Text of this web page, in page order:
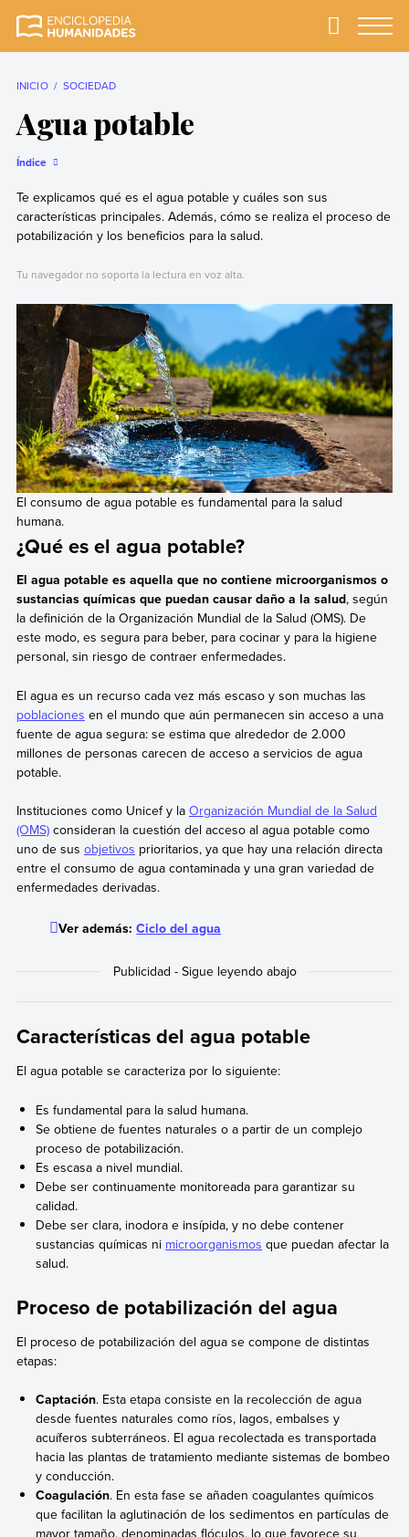
completa y más
Primary
INICIO SOCIEDAD
Agua potable
Índice
Te explicamos qué es el agua potable y cuáles son sus
características principales. Además, cómo se realiza el proceso de
potabilización y los beneficios para la salud.
Tu navegador no soporta la lectura en voz alta.
El consumo de agua potable es fundamental para la salud
humana.
¿Qué es el agua potable?
El agua potable es aquella que no contiene microorganismos o
sustancias químicas que puedan causar daño a la salud, según
la definición de la Organización Mundial de la Salud (OMS). De
este modo, es segura para beber, para cocinar y para la higiene
personal, sin riesgo de contraer enfermedades.
El agua es un recurso cada vez más escaso y son muchas las
poblaciones en el mundo que aún permanecen sin acceso a una
fuente de agua segura: se estima que alrededor de 2.000
millones de personas carecen de acceso a servicios de agua
potable.
Instituciones como Unicef y la Organización Mundial de la Salud
(OMS)consideran la cuestión del acceso al agua potable como
uno de sus objetivos prioritarios, ya que hay una relación directa
entre el consumo de agua contaminada y una gran variedad de
enfermedades derivadas.
Ver además:Ciclo del agua
Características del agua potable
El agua potable se caracteriza por lo siguiente:
Es fundamental para la salud humana.
Se obtiene de fuentes naturales o a partir de un complejo
proceso de potabilización.
Es escasa a nivel mundial.
Debe ser continuamente monitoreada para garantizar su
calidad.
Debe ser clara, inodora e insípida, y no debe contener
sustancias químicas ni microorganismos que puedan afectar la
salud.
Proceso de potabilización del agua
El proceso de potabilización del agua se compone de distintas
etapas:
Captación. Esta etapa consiste en la recolección de agua
desde fuentes naturales como ríos, lagos, embalses y
acuíferos subterráneos. El agua recolectada es transportada
hacia las plantas de tratamiento mediante sistemas de bombeo
y conducción.
Coagulación. En esta fase se añaden coagulantes químicos
que facilitan la aglutinación de los sedimentos en partículas de